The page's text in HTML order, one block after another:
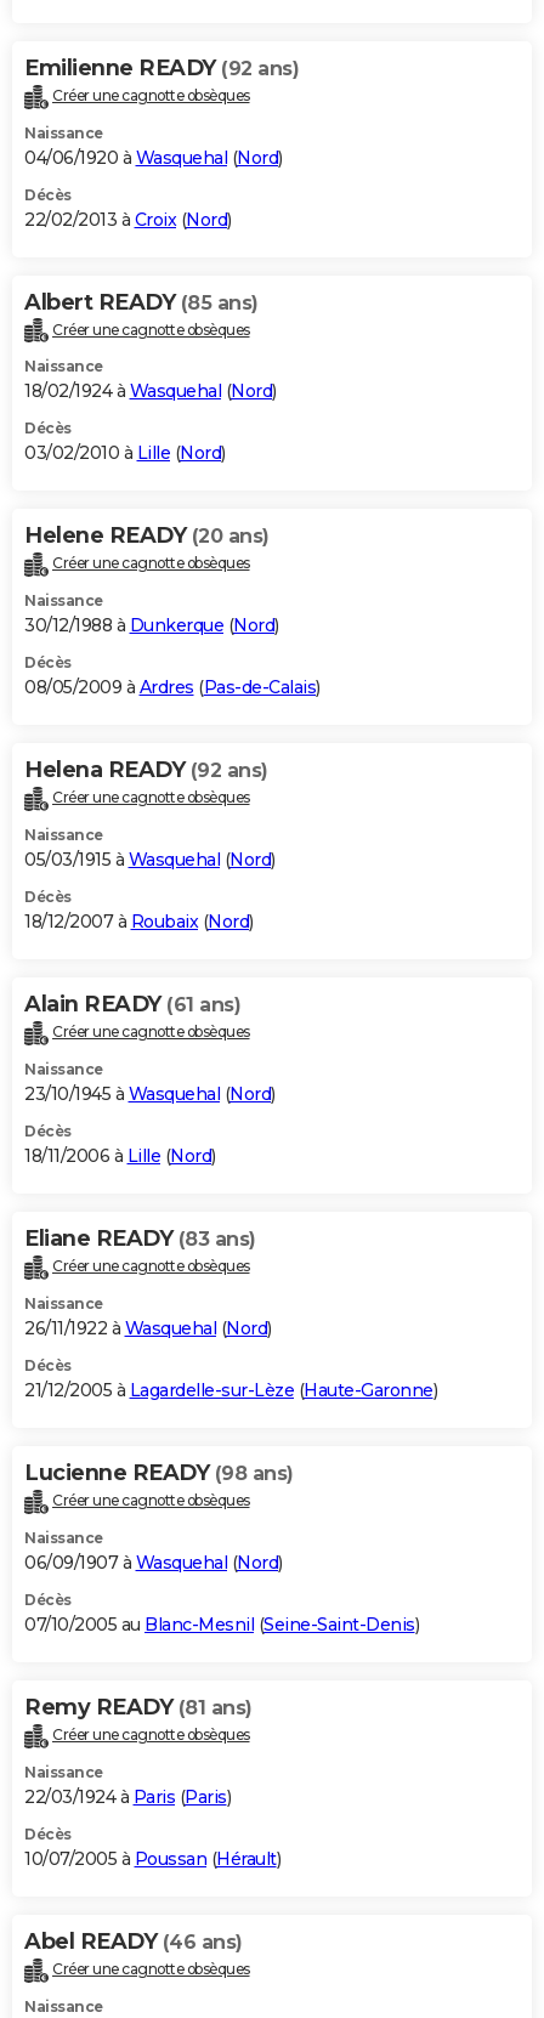
Emilienne READY (92 ans)
Créer une cagnotte obsèques
Naissance
04/06/1920 à Wasquehal (Nord)
Décès
22/02/2013 à Croix (Nord)
Albert READY (85 ans)
Créer une cagnotte obsèques
Naissance
18/02/1924 à Wasquehal (Nord)
Décès
03/02/2010 à Lille (Nord)
Helene READY (20 ans)
Créer une cagnotte obsèques
Naissance
30/12/1988 à Dunkerque (Nord)
Décès
08/05/2009 à Ardres (Pas-de-Calais)
Helena READY (92 ans)
Créer une cagnotte obsèques
Naissance
05/03/1915 à Wasquehal (Nord)
Décès
18/12/2007 à Roubaix(Nord)
Alain READY (61 ans)
Créer une cagnotte obsèques
Naissance
23/10/1945 à Wasquehal (Nord)
Décès
18/11/2006 à Lille (Nord)
Eliane READY (83 ans)
Créer une cagnotte obsèques
Naissance
26/11/1922 à Wasquehal (Nord)
Décès
21/12/2005 à Lagardelle-sur-Lèze (Haute-Garonne)
Lucienne READY (98 ans)
Créer une cagnotte obsèques
Naissance
06/09/1907 à Wasquehal (Nord)
Décès
07/10/2005 au Blanc-Mesnil (Seine-Saint-Denis)
Remy READY (81 ans)
Créer une cagnotte obsèques
Naissance
22/03/1924 à Paris (Paris)
Décès
10/07/2005 à Poussan (Hérault)
Abel READY (46 ans)
Créer une cagnotte obsèques
Naissance